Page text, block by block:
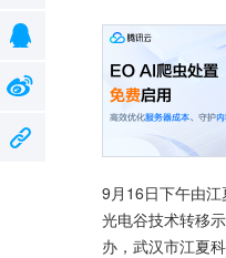
9月16日下午由江
光电谷技术转移
办，武汉市江夏